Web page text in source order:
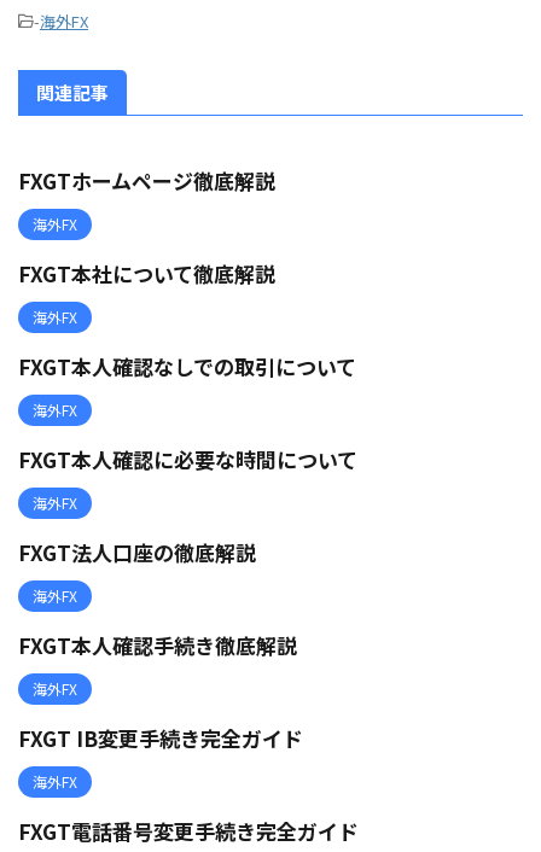
-海外FX
関連記事
FXGTホームページ徹底解説
海外FX
FXGT本社について徹底解説
海外FX
FXGT本人確認なしでの取引について
海外FX
FXGT本人確認に必要な時間について
海外FX
FXGT法人口座の徹底解説
海外FX
FXGT本人確認手続き徹底解説
海外FX
FXGT IB変更手続き完全ガイド
海外FX
FXGT電話番号変更手続き完全ガイド